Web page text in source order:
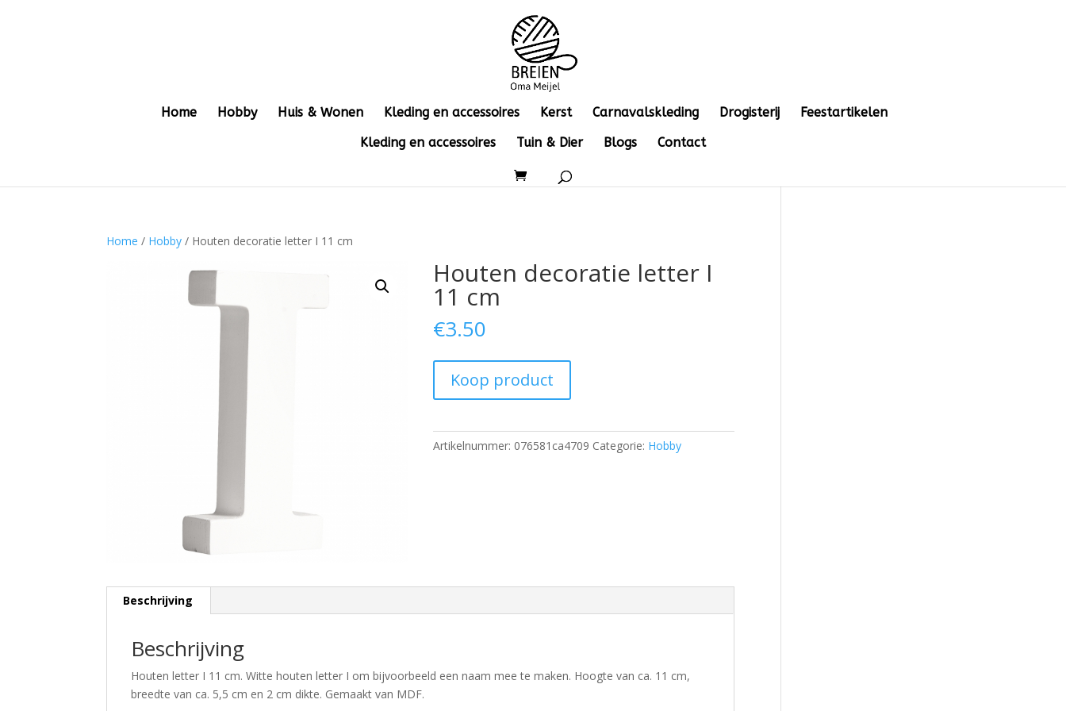
Home Hobby Huis & Wonen Kleding en accessoires Kerst Carnavalskleding Drogisterij
Feestartikelen
Kleding en accessoires
Tuin & Dier Blogs Contact
Home / Hobby / Houten decoratie letter I 11 cm
Houten decoratie letter I
11 cm
€3.50
Koop product
Artikelnummer: 076581ca4709 Categorie: Hobby
Beschrijving
Beschrijving
Houten letter I 11 cm. Witte houten letter I om bijvoorbeeld een naam mee te maken. Hoogte van ca. 11 cm,
breedte van ca. 5,5 cm en 2 cm dikte. Gemaakt van MDF.